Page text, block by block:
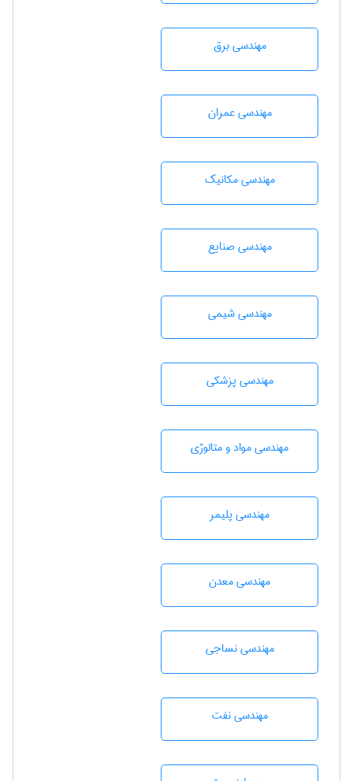
مهندسی برق
مهندسی عمران
مهندسی مکانیک
مهندسی صنايع
مهندسي شيمی
مهندسی پزشکی
مهندسی مواد و متالوژی
مهندسی پليمر
مهندسی معدن
مهندسي نساجی
مهندسی نفت